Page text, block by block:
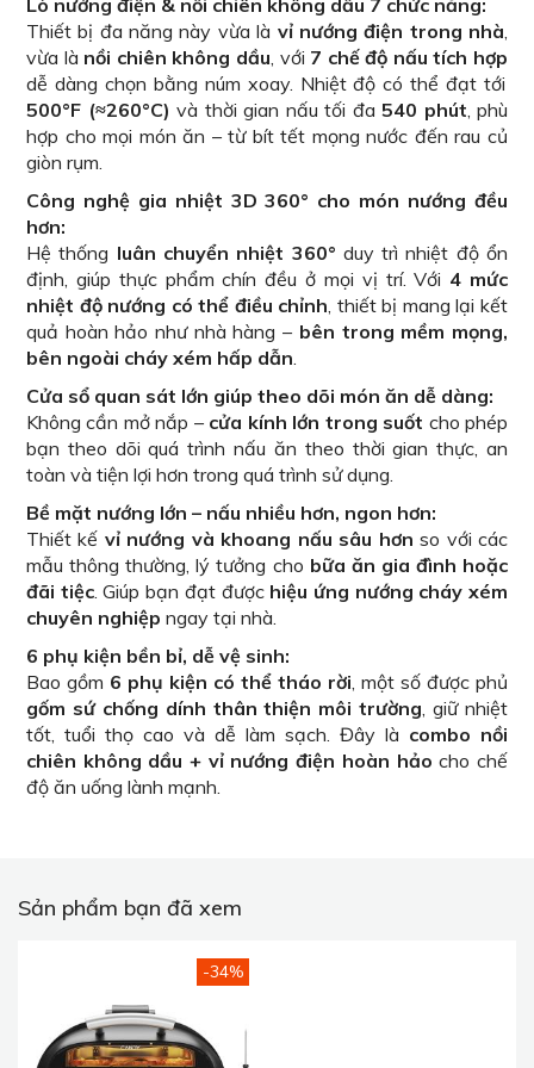
Thiết bị đa năng này vừa là vỉ nướng điện trong nhà
vừa là nồi chiên không dầu , với 7 chế độ nấu tích hợp
dễ dàng chọn bằng núm xoay. Nhiệt độ có thể đạt tới
500°F (≈260°C) và thời gian nấu tối đa 540 phút , phù
hợp cho mọi món ăn – từ bít tết mọng nước đến rau củ
giòn rụm.
Công nghệ gia nhiệt 3D 360° cho món nướng đều
hơn:
Hệ thống luân chuyển nhiệt 360° duy trì nhiệt độ ổn
định, giúp thực phẩm chín đều ở mọi vị trí. Với 4 mức
nhiệt độ nướng có thể điều chỉnh , thiết bị mang lại kết
quả hoàn hảo như nhà hàng – bên trong mềm mọng,
bên ngoài cháy xém hấp dẫn
Cửa sổ quan sát lớn giúp theo dõi món ăn dễ dàng:
Không cần mở nắp – cửa kính lớn trong suốt cho phép
bạn theo dõi quá trình nấu ăn theo thời gian thực, an
toàn và tiện lợi hơn trong quá trình sử dụng.
Bề mặt nướng lớn – nấu nhiều hơn, ngon hơn:
Thiết kế vỉ nướng và khoang nấu sâu hơn so với các
mẫu thông thường, lý tưởng cho bữa ăn gia đình hoặc
đãi tiệc. Giúp bạn đạt được hiệu ứng nướng cháy xém
chuyên nghiệp ngay tại nhà.
6 phụ kiện bền bỉ, dễ vệ sinh:
Bao gồm 6 phụ kiện có thể tháo rời , một số được phủ
gốm sứ chống dính thân thiện môi trường , giữ nhiệt
tốt, tuổi thọ cao và dễ làm sạch. Đây là combo nồi
chiên không dầu + vỉ nướng điện hoàn hảo cho chế
độ ăn uống lành mạnh.
Sản phẩm bạn đã xem
-34%